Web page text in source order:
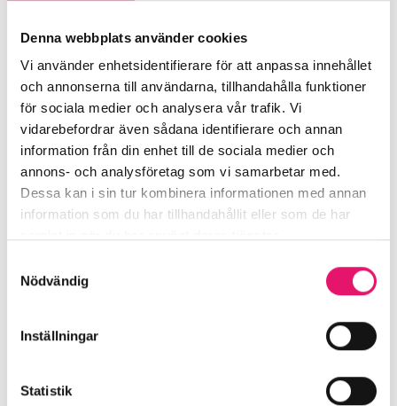
Denna webbplats använder cookies
Vi använder enhetsidentifierare för att anpassa innehållet
och annonserna till användarna, tillhandahålla funktioner
för sociala medier och analysera vår trafik. Vi
vidarebefordrar även sådana identifierare och annan
information från din enhet till de sociala medier och
annons- och analysföretag som vi samarbetar med.
Dessa kan i sin tur kombinera informationen med annan
information som du har tillhandahållit eller som de har
Nödvändig
Inställningar
Statistik
Relaterade
nyheter
NYHETER
Läs mer
Nyheter
Läs
Nyheter
stadens